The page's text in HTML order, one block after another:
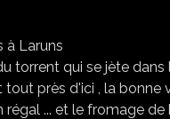
torrent qui se jète
tout près d'ici , la
... et le fromage